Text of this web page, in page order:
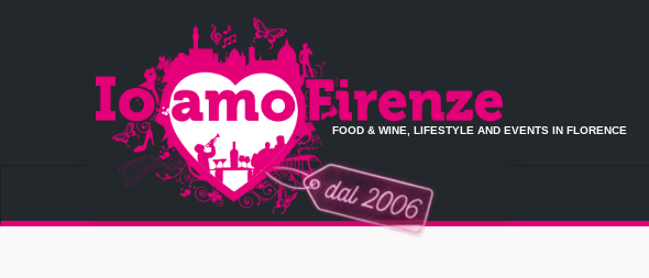
FOOD & WINE, LIFESTYLE AND EVENTS IN FLORENCE